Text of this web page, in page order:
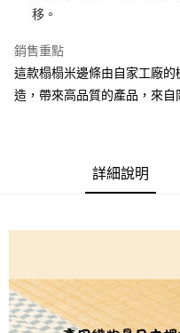
流程，驗證手機門號後，選擇欲
3.實際核准額度、可分期數及費
4.訂單成立30分鐘內，如未前往
法說明評估內容。
2.透過簡訊連結打開帳單後，可
帳／街口支付／iPASS MONEY」
1.本服務係由「台灣大哥大股份
2.基於同意付款使用「大哥付你
資料（包含姓名、電話或地址）
由本公司與您本人進行分期帳單
3.完整用戶服務條款，請詳閱以下
相關說明
AFTEE先享後付是「在收到商品
便利好安心！
１．簡單：不需註冊會員、不需
２．便利：只要手機號碼，簡訊
結帳頁面，進行簡訊認證並確認
※ 交易是否成功請以「AFTEE先
是否繳費成功／繳費後需取消欲
客戶支援中心」https://
每筆NT$65，滿NT$1,500(含
宅配
離島宅配
每筆NT$240
移。
銷售重點
這款榻榻米邊條由自家工廠
造，帶來高品質的產品，來自
詳細說明